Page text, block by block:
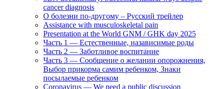
cancer diagnosis
О болезни по-другому – Русский трейлер
Assistance with musculoskeletal pain
Presentation at the World GNM / GHK day 2025
Часть 1 — Естественные, назависимые роды
Часть 2 — Заботливое воспитание
Часть 3 — Сообщение о желании опорожнения,
Выбор прикорма самим ребенком, Знаки
посылаемые ребенком
Coronavirus — We need a public discussion